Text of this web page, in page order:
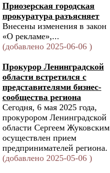
Приозерская городская
прокуратура разъясняет
Внесены изменения в закон
«О рекламе»,...
(добавлено 2025-06-06 )
Прокурор Ленинградской
области встретился с
представителями бизнес-
сообщества региона
Сегодня, 6 мая 2025 года,
прокурором Ленинградской
области Сергеем Жуковским
осуществлен прием
предпринимателей региона.
(добавлено 2025-05-06 )